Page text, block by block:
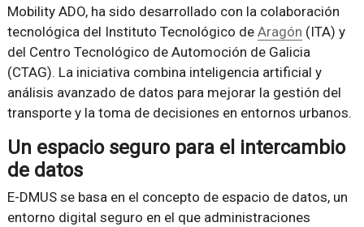
Mobility ADO, ha sido desarrollado con la colaboración
tecnológica del Instituto Tecnológico de Aragón (ITA) y
del Centro Tecnológico de Automoción de Galicia
(CTAG). La iniciativa combina inteligencia artificial y
análisis avanzado de datos para mejorar la gestión del
transporte y la toma de decisiones en entornos urbanos.
Un espacio seguro para el intercambio
de datos
E-DMUS se basa en el concepto de espacio de datos, un
entorno digital seguro en el que administraciones